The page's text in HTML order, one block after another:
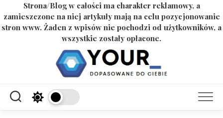
Strona/Blog w całości ma charakter reklamowy, a
zamieszczone na niej artykuły mają na celu pozycjonowanie
stron www. Żaden z wpisów nie pochodzi od użytkowników, a
wszystkie zostały opłacone.